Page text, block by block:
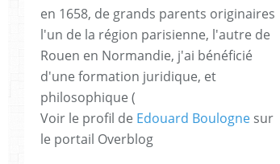
en 1658, de grands parents originaires
l'un de la région parisienne, l'autre de
Rouen en Normandie, j'ai bénéficié
d'une formation juridique, et
philosophique (
Voir le profil de Edouard Boulogne sur
le portail Overblog